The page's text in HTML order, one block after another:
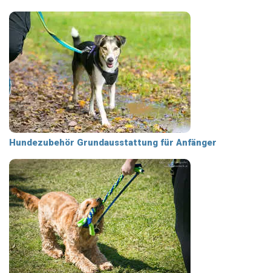
Hundezubehör Grundausstattung für Anfänger